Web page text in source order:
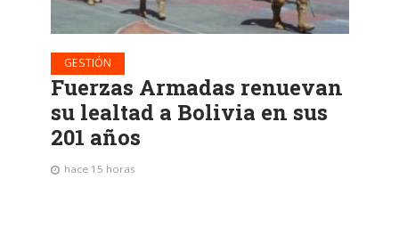
GESTIÓN
Fuerzas Armadas renuevan
su lealtad a Bolivia en sus
201 años
hace 15 horas